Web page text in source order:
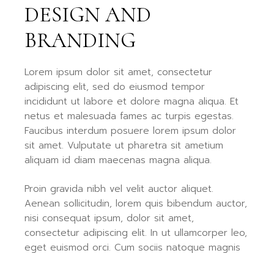
DESIGN AND
BRANDING
Lorem ipsum dolor sit amet, consectetur
adipiscing elit, sed do eiusmod tempor
incididunt ut labore et dolore magna aliqua. Et
netus et malesuada fames ac turpis egestas.
Faucibus interdum posuere lorem ipsum dolor
sit amet. Vulputate ut pharetra sit ametium
aliquam id diam maecenas magna aliqua.
Proin gravida nibh vel velit auctor aliquet.
Aenean sollicitudin, lorem quis bibendum auctor,
nisi consequat ipsum, dolor sit amet,
consectetur adipiscing elit. In ut ullamcorper leo,
eget euismod orci. Cum sociis natoque magnis